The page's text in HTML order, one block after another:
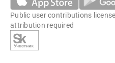
Public user contributions
attribution required